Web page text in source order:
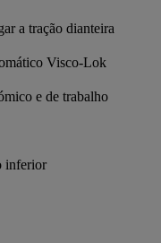
a tração dianteira
Visco-Lok
e de trabalho
inferior